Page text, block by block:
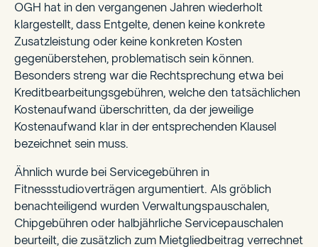
OGH hat in den vergangenen Jahren wiederholt
klargestellt, dass Entgelte, denen keine konkrete
Zusatzleistung oder keine konkreten Kosten
gegenüberstehen, problematisch sein können.
Besonders streng war die Rechtsprechung etwa bei
Kreditbearbeitungsgebühren, welche den tatsächlichen
Kostenaufwand überschritten, da der jeweilige
Kostenaufwand klar in der entsprechenden Klausel
bezeichnet sein muss.
Ähnlich wurde bei Servicegebühren in
Fitnessstudioverträgen argumentiert. Als gröblich
benachteiligend wurden Verwaltungspauschalen,
Chipgebühren oder halbjährliche Servicepauschalen
beurteilt, die zusätzlich zum Mietgliedbeitrag verrechnet